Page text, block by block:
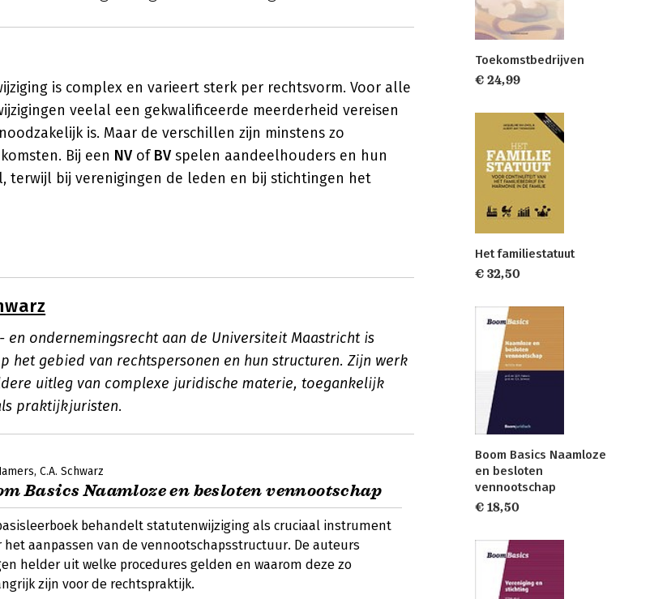
is complex en varieert sterk per rechtsvorm. Voor alle
veelal een gekwalificeerde meerderheid vereisen
is. Maar de verschillen zijn minstens zo
Bij een NV of BV spelen aandeelhouders en hun
terwijl bij verenigingen de leden en bij stichtingen het
en ondernemingsrecht aan de Universiteit Maastricht is
het gebied van rechtspersonen en hun structuren. Zijn werk
uitleg van complexe juridische materie, toegankelijk
praktijkjuristen.
C.A. Schwarz
Basics Naamloze en besloten vennootschap
behandelt statutenwijziging als cruciaal instrument
het aanpassen van de vennootschapsstructuur. De auteurs
helder uit welke procedures gelden en waarom deze zo
zijn voor de rechtspraktijk.
Toekomstbedrijven
€ 24,99
Het familiestatuut
€ 32,50
Boom Basics Naamloze
en besloten
vennootschap
€ 18,50